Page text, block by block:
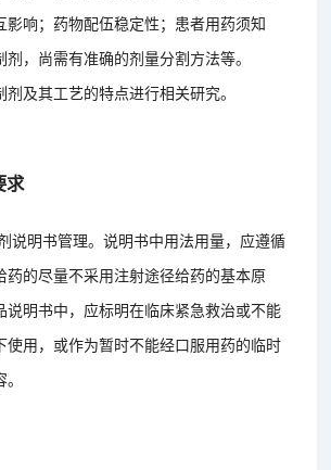
影响；药物配伍稳定性；患者用药须知
，尚需有准确的剂量分割方法等。
及其工艺的特点进行相关研究。
求
说明书管理。说明书中用法用量，应遵循
药的尽量不采用注射途径给药的基本原
说明书中，应标明在临床紧急救治或不能
使用，或作为暂时不能经口服用药的临时